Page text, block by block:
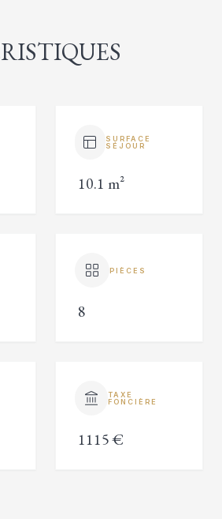
SURFACE
SÉJOUR
10.1 m²
PIÈCES
8
TAXE
FONCIÈRE
1115 €